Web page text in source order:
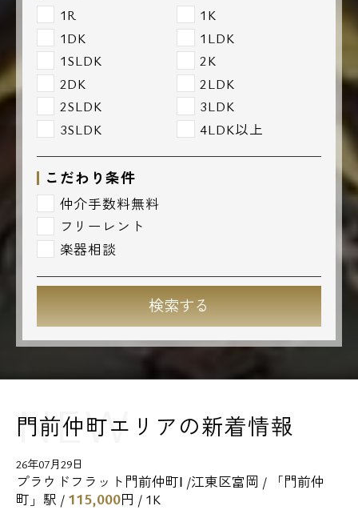
1R
1K
1DK
1LDK
1SLDK
2K
2DK
2LDK
2SLDK
3LDK
3SLDK
4LDK以上
こだわり条件
仲介手数料無料
フリーレント
楽器相談
検索する
NEW
門前仲町エリアの新着情報
26年07月29日
プラウドフラット門前仲町Ⅰ /江東区富岡 / 「門前仲
町」駅 / 115,000円 / 1K